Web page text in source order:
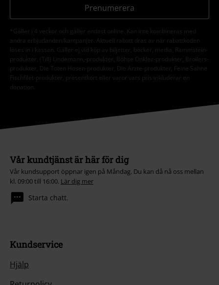
Prenumerera
andra erbjudanden/kampanjer. Aktuell rabatt dras av när rabattkoden
löses in i kassan. Gäller ej vid köp av biljetter, böcker, media, Rammstein-
produkter, (Till) Lindemann,-produkter, Böhse Onklez-produkter, Broilers-
produkter, Die Toten Hosen-produkter, Die Ärzte-produkter, Feine Sahne
Fischfilet-produkter, presentkort eller varor vars pris inkluderar en
donation.
Vår kundtjänst är här för dig
Vår kundsupport öppnar igen på Måndag. Du kan då nå oss mellan
kl. 09:00 till 16:00. Lär dig mer
Kundservice
Hjälp
Returpolicy